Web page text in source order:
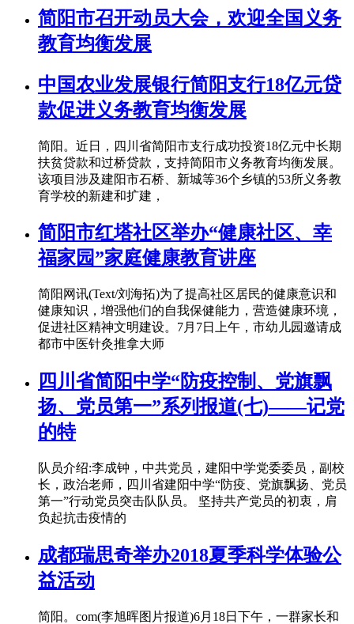
简阳市召开动员大会，欢迎全国义务
教育均衡发展
中国农业发展银行简阳支行18亿元贷
款促进义务教育均衡发展
简阳。近日，四川省简阳市支行成功投资18亿元中长期
扶贫贷款和过桥贷款，支持简阳市义务教育均衡发展。
该项目涉及建阳市石桥、新城等36个乡镇的53所义务教
育学校的新建和扩建，
简阳市红塔社区举办“健康社区、幸
福家园”家庭健康教育讲座
简阳网讯(Text/刘海拓)为了提高社区居民的健康意识和
健康知识，增强他们的自我保健能力，营造健康环境，
促进社区精神文明建设。7月7日上午，市幼儿园邀请成
都市中医针灸推拿大师
四川省简阳中学“防疫控制、党旗飘
扬、党员第一”系列报道(七)——记党
的特
队员介绍:李成钟，中共党员，建阳中学党委委员，副校
长，政治老师，四川省建阳中学“防疫、党旗飘扬、党员
第一”行动党员突击队队员。 坚持共产党员的初衷，肩
负起抗击疫情的
成都瑞思奇举办2018夏季科学体验公
益活动
简阳。com(李旭晖图片报道)6月18日下午，一群家长和